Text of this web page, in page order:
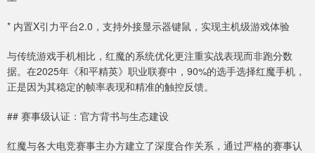
* 内置X引力平台2.0，支持外接显示器键鼠，实现主机级游戏体验
与传统游戏手机相比，红魔的系统优化更注重实战表现而非跑分数
据。在2025年《和平精英》职业联赛中，90%的选手选择红魔手机，
正是因为其稳定的帧率表现和精准的触控反馈。
## 赛事级认证：官方背书与生态建设
红魔与各大电竞赛事主办方建立了深度合作关系，通过严格的赛事认